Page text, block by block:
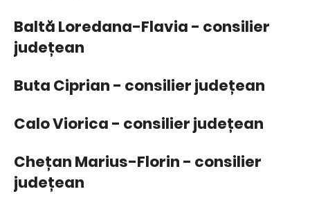
Baltă Loredana-Flavia - consilier
județean
Buta Ciprian - consilier județean
Calo Viorica - consilier județean
Chețan Marius-Florin - consilier
județean